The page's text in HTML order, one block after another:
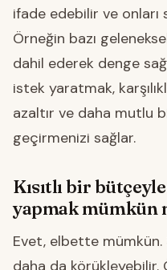
ifade edebilir ve
Örneğin bazı
dahil ederek denge
istek yaratmak,
azaltır ve daha mutlu
geçirmenizi sağlar.
Kısıtlı bir
yapmak mümkün
Evet, elbette mümkün.
daha da körükleyebilir.